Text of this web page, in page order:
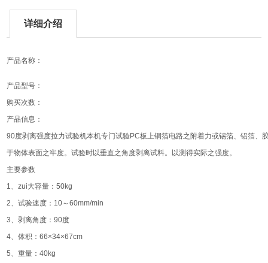
详细介绍
产品名称：
产品型号：
购买次数：
产品信息：
90度剥离强度拉力试验机本机专门试验PC板上铜箔电路之附着力或锡箔、铝箔、
于物体表面之牢度。试验时以垂直之角度剥离试料。以测得实际之强度。
主要参数
1、zui大容量：50kg
2、试验速度：10～60mm/min
3、剥离角度：90度
4、体积：66×34×67cm
5、重量：40kg